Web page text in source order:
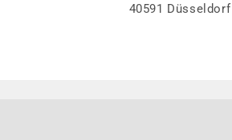
40591 Düsseldorf